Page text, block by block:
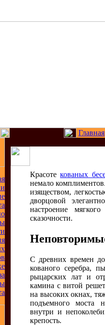
Главная
Красотекованых
немало
изяществом,
дворцовой
настроение
сказочности.
С древних времен
кованого серебра,
рыцарских лат и
камина с витой
на высоких окнах,
подъемного моста
внутри и
крепость.